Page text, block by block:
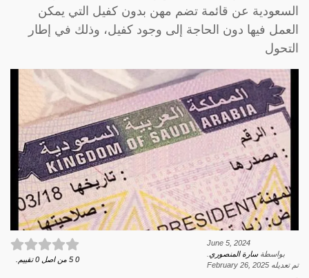
السعودية عن قائمة تضم مهن بدون كفيل التي يمكن
العمل فيها دون الحاجة إلى وجود كفيل، وذلك في إطار
التحول
June 5, 2024
بواسطةسارة المنصوري
تم تعديله February 26, 2025
0
5 من اصل 0 تقييم.